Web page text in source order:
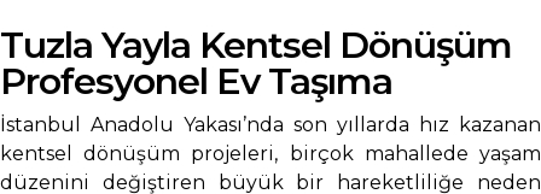
Tuzla Yayla Kentsel Dönüşüm
Profesyonel Ev Taşıma
İstanbul Anadolu Yakası’nda son yıllarda hız kazanan
kentsel dönüşüm projeleri, birçok mahallede yaşam
düzenini değiştiren büyük bir hareketliliğe neden